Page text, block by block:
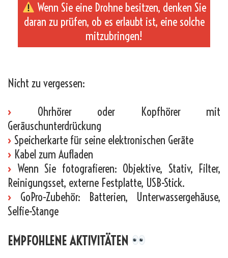
Wenn Sie eine Drohne besitzen, denken Sie
daran zu prüfen, ob es erlaubt ist, eine solche
mitzubringen!
Nicht zu vergessen:
›
Ohrhörer oder Kopfhörer mit
Geräuschunterdrückung
› Speicherkarte für seine elektronischen Geräte
› Kabel zum Aufladen
› Wenn Sie fotografieren: Objektive, Stativ, Filter,
Reinigungsset, externe Festplatte, USB-Stick.
› GoPro-Zubehör: Batterien, Unterwassergehäuse,
Selfie-Stange
EMPFOHLENE AKTIVITÄTEN